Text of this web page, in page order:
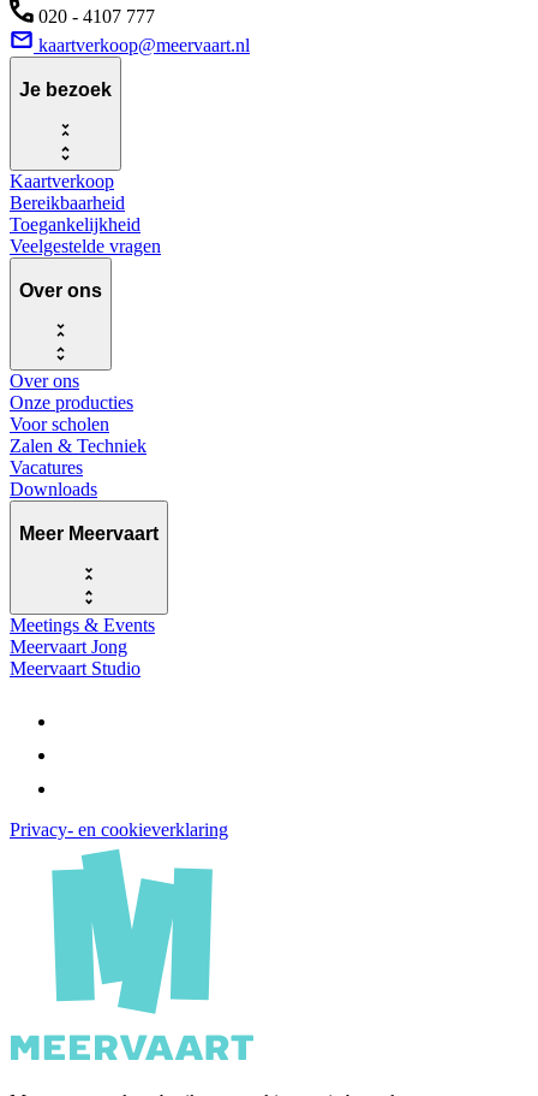
020 - 4107 777
kaartverkoop@meervaart.nl
Je bezoek
Kaartverkoop
Bereikbaarheid
Toegankelijkheid
Veelgestelde vragen
Over ons
Over ons
Onze producties
Voor scholen
Zalen & Techniek
Vacatures
Downloads
Meer Meervaart
Meetings & Events
Meervaart Jong
Meervaart Studio
Privacy- en cookieverklaring